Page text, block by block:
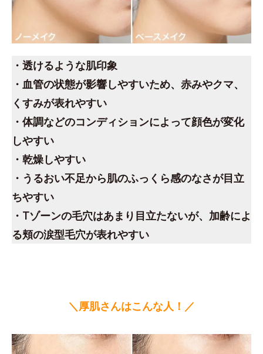
・透けるような肌印象
・血管の状態が影響しやすいため、赤みやクマ、
くすみが表れやすい
・体調などのコンディションによって顔色が変化
しやすい
・乾燥しやすい
・うるおい不足から肌のふっくら感のなさが目立
ちやすい
・Tゾーンの毛穴はあまり目立たないが、加齢によ
る頬の涙型毛穴が表れやすい
＼厚肌さんはこんな人！／